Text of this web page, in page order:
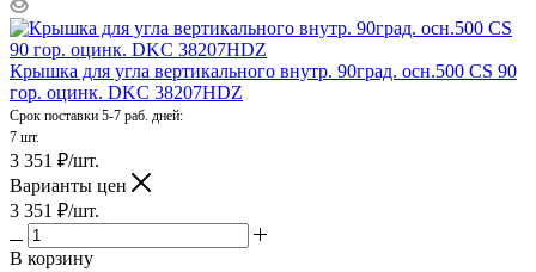
Крышка для угла вертикального внутр. 90град. осн.500 CS 90
гор. оцинк. DKC 38207HDZ
Срок поставки 5-7 раб. дней:
7 шт.
3 351 ₽/шт.
Варианты цен
3 351 ₽/шт.
В корзину